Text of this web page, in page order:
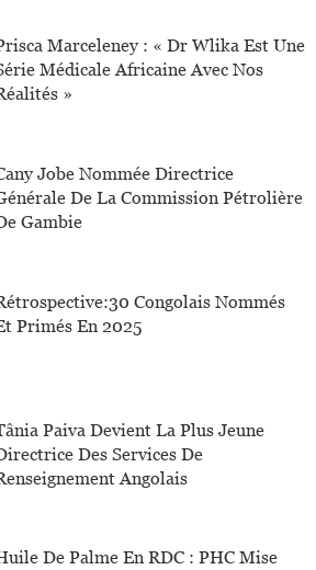
Marceleney : « Dr Wlika Est Une
Médicale Africaine Avec Nos
»
Jobe Nommée Directrice
De La Commission Pétrolière
Gambie
Congolais Nommés
Primés En 2025
Paiva Devient La Plus Jeune
Des Services De
Angolais
De Palme En RDC : PHC Mise